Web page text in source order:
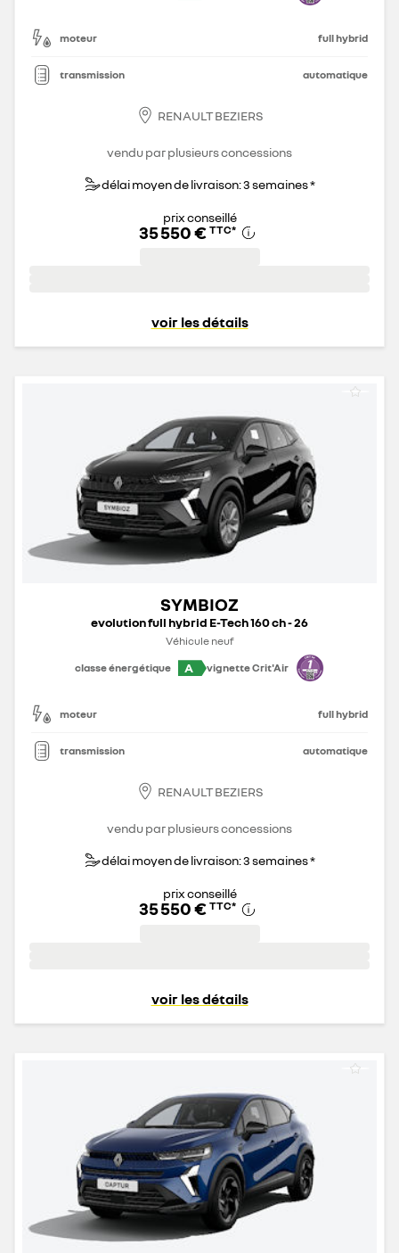
moteur full hybrid
transmission automatique
RENAULT BEZIERS
vendu par plusieurs concessions
délai moyen de livraison: 3 semaines *
prix conseillé
35 550 € TTC*
voir les détails
SYMBIOZ
evolution full hybrid E-Tech 160 ch - 26
Véhicule neuf
classe énergétique
A vignette Crit'Air
moteur full hybrid
transmission automatique
RENAULT BEZIERS
vendu par plusieurs concessions
délai moyen de livraison: 3 semaines *
prix conseillé
35 550 € TTC*
voir les détails